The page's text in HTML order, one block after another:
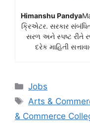
Himanshu Pandya
ક્રિએટર. સરકાર
સરળ અને સ્પષ્ટ રીતે
દરેક માહિતી
Categories
Jobs
Tags
Arts &
& Commerce